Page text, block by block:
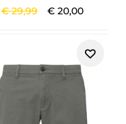
€29,99 € 20,00